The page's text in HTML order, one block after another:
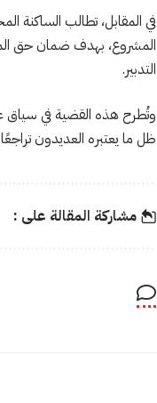
في المقابل، تطالب الساكنة
المشروع، بهدف ضمان حق
التدبير.
وتُطرح هذه القضية في سياق
ظل ما يعتبره العديدون
مشاركة المقالة على :